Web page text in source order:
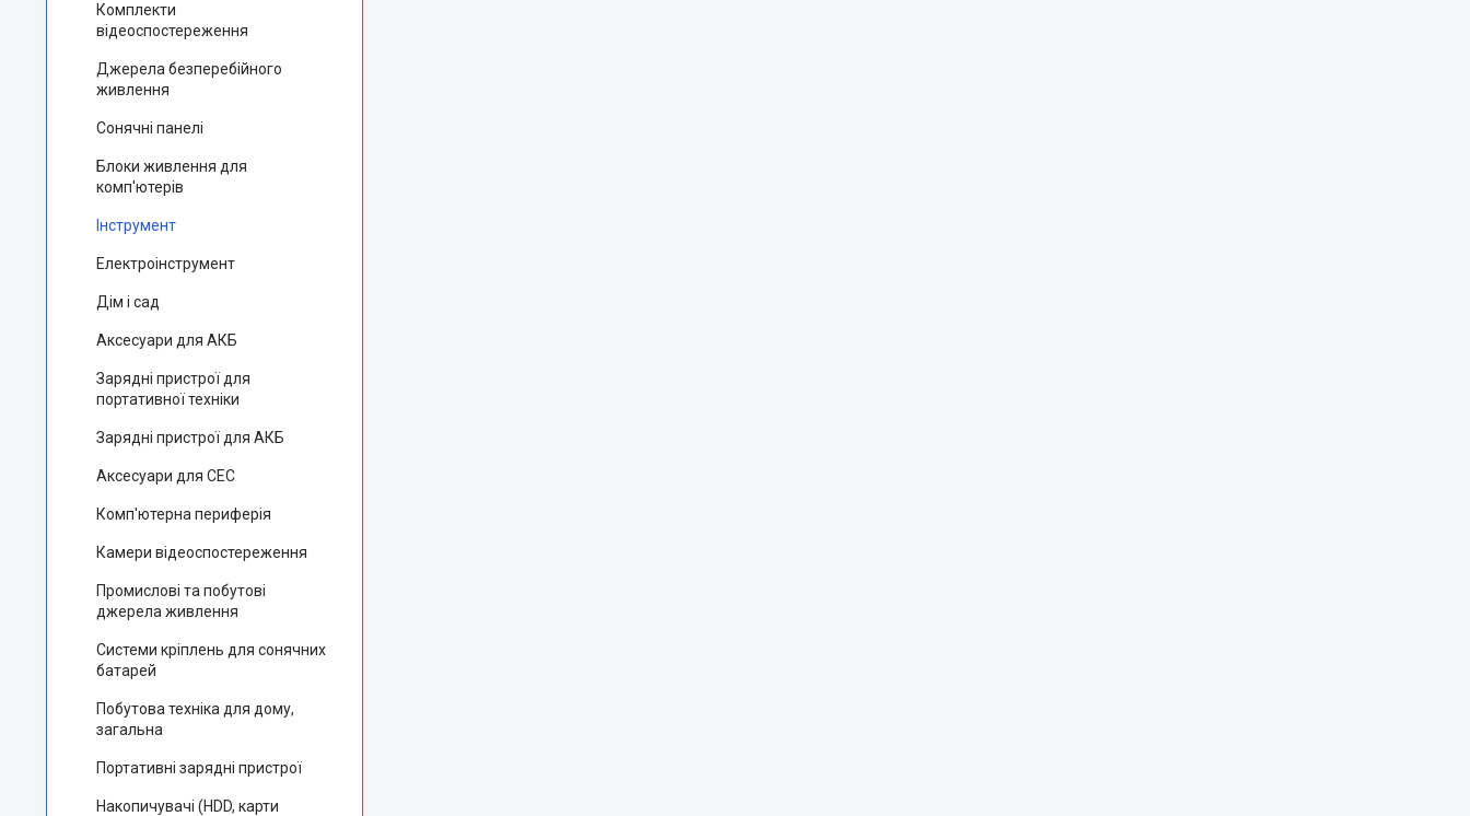
Комплекти
відеоспостереження
Джерела безперебійного
живлення
Сонячні панелі
Блоки живлення для
комп'ютерів
Інструмент
Електроінструмент
Дім і сад
Аксесуари для АКБ
Зарядні пристрої для
портативної техніки
Зарядні пристрої для АКБ
Аксесуари для СЕС
Комп'ютерна периферія
Камери відеоспостереження
Промислові та побутові
джерела живлення
Системи кріплень для сонячних
батарей
Побутова техніка для дому,
загальна
Портативні зарядні пристрої
Накопичувачі (HDD, карти